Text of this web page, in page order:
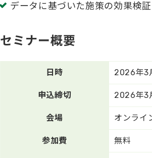
データに基づいた施策の効果検
セミナー概要
日時 2026年3
申込締切 2026年3
会場 オンライ
参加費 無料